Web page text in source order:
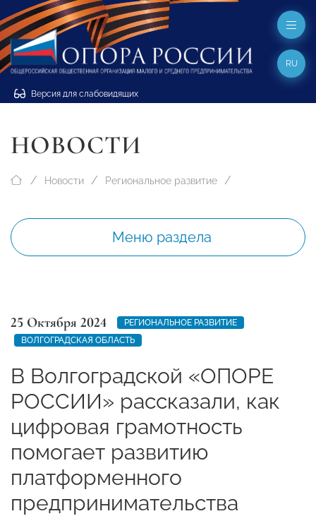
Версия для слабовидящих
RU
НОВОСТИ
Новости Региональное развитие
Меню раздела
25 Октября 2024
РЕГИОНАЛЬНОЕ РАЗВИТИЕ
ВОЛГОГРАДСКАЯ ОБЛАСТЬ
В Волгоградской «ОПОРЕ
РОССИИ» рассказали, как
цифровая грамотность
помогает развитию
платформенного
предпринимательства